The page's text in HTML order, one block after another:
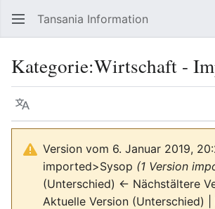
Tansania Information
Kategorie:Wirtschaft -
Sprache
Version vom 6. Januar 2019,
imported>Sysop (1 Version
(Unterschied) ← Nächstältere
Aktuelle Version (Unterschied)